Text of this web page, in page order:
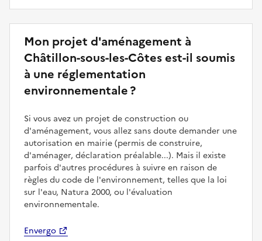
Mon projet d'aménagement à
Châtillon-sous-les-Côtes est-il soumis
à une réglementation
environnementale ?
Si vous avez un projet de construction ou
d'aménagement, vous allez sans doute demander une
autorisation en mairie (permis de construire,
d'aménager, déclaration préalable...). Mais il existe
parfois d'autres procédures à suivre en raison de
règles du code de l'environnement, telles que la loi
sur l'eau, Natura 2000, ou l'évaluation
environnementale.
Envergo